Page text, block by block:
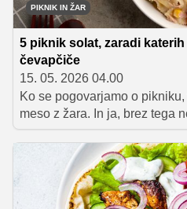
PIKNIK IN ŽAR
5 piknik solat, zaradi
čevapčiče
15. 05. 2026 04.00
Ko se pogovarjamo o
meso z žara. In ja, brez tega
piknik ima ne le vrhunsko
priloge. Predvsem solate, ki
svežino in tisti občutek, da
vsakdanjega. Zato naj bo
manj poudarka na tem "kaj